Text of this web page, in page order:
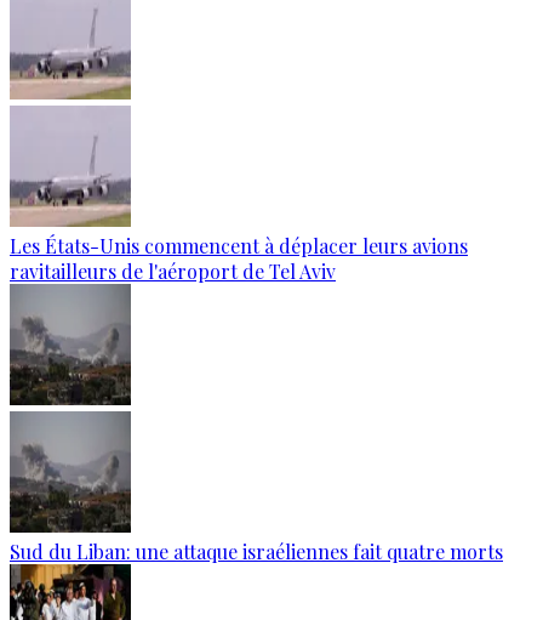
Les États-Unis commencent à déplacer leurs avions
ravitailleurs de l'aéroport de Tel Aviv
Sud du Liban: une attaque israéliennes fait quatre morts